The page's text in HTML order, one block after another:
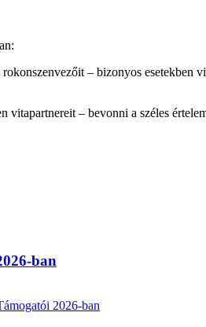
– bizonyos
vitapartnereit – bevonni a széles
ban
2026-ban